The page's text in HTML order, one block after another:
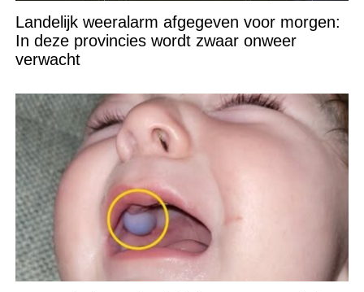
Landelijk weeralarm afgegeven voor morgen:
In deze provincies wordt zwaar onweer
verwacht